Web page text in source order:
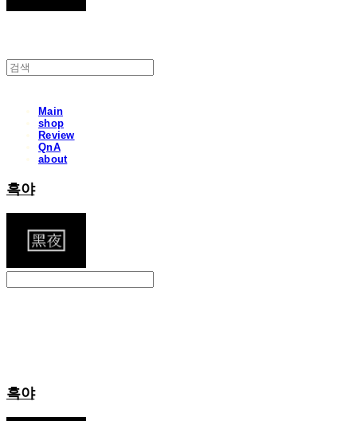
Main
shop
Review
QnA
about
흑야
흑야